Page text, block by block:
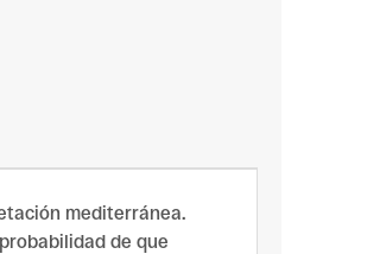
mediterránea.
de que